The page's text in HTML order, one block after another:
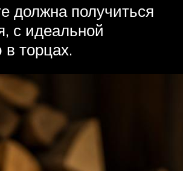
должна получиться
с идеальной
в торцах.